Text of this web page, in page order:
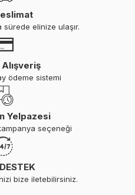
sürede elinize ulaşır.
ödeme sistemi
Yelpazesi
seçeneği
bize iletebilirsiniz.